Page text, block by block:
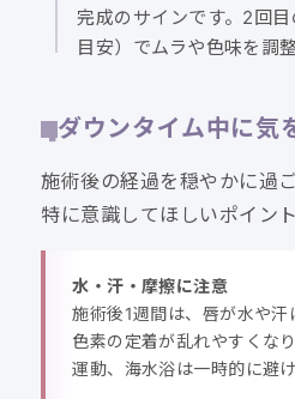
完成のサインです。2回
目安）でムラや色味を調整
ダウンタイム中に気
施術後の経過を穏やかに過
特に意識してほしいポイント
水・汗・摩擦に注意
施術後1週間は、唇が水や汗
色素の定着が乱れやすくな
運動、海水浴は一時的に避